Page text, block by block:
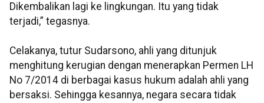
Dikembalikan lagi ke lingkungan. Itu yang tidak
terjadi,” tegasnya.
Celakanya, tutur Sudarsono, ahli yang ditunjuk
menghitung kerugian dengan menerapkan Permen LH
No 7/2014 di berbagai kasus hukum adalah ahli yang
bersaksi. Sehingga kesannya, negara secara tidak